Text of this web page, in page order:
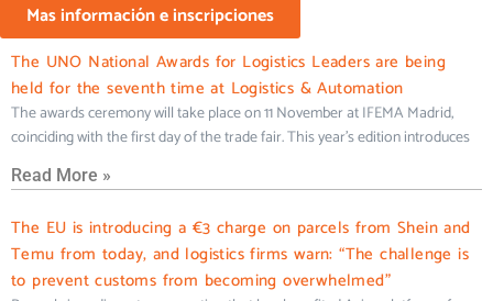
Mas información e inscripciones
The UNO National Awards for Logistics Leaders are being
held for the seventh time at Logistics & Automation
The awards ceremony will take place on 11 November at IFEMA Madrid,
coinciding with the first day of the trade fair. This year’s edition introduces
Read More »
The EU is introducing a €3 charge on parcels from Shein and
Temu from today, and logistics firms warn: “The challenge is
to prevent customs from becoming overwhelmed”